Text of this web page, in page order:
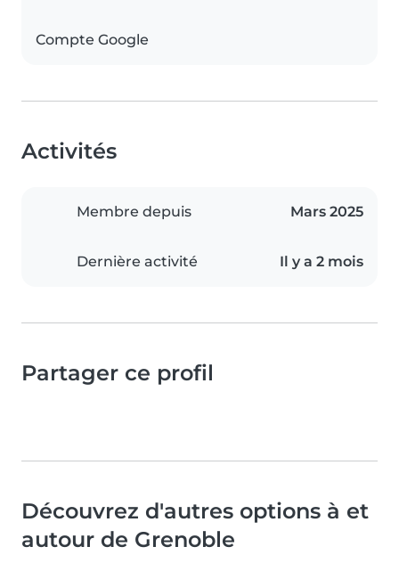
Compte Google
Activités
Membre depuis Mars 2025
Dernière activité Il y a 2 mois
Partager ce profil
Découvrez d'autres options à et
autour de Grenoble